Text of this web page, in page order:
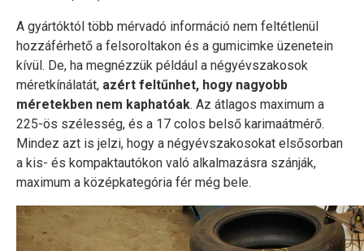
A gyártóktól több mérvadó információ nem feltétlenül
hozzáférhető a felsoroltakon és a gumicimke üzenetein
kívül. De, ha megnézzük például a négyévszakosok
méretkínálatát, azért feltűnhet, hogy nagyobb
méretekben nem kaphatóak. Az átlagos maximum a
225-ös szélesség, és a 17 colos belső karimaátmérő.
Mindez azt is jelzi, hogy a négyévszakosokat elsősorban
a kis- és kompaktautókon való alkalmazásra szánják,
maximum a középkategória fér még bele.